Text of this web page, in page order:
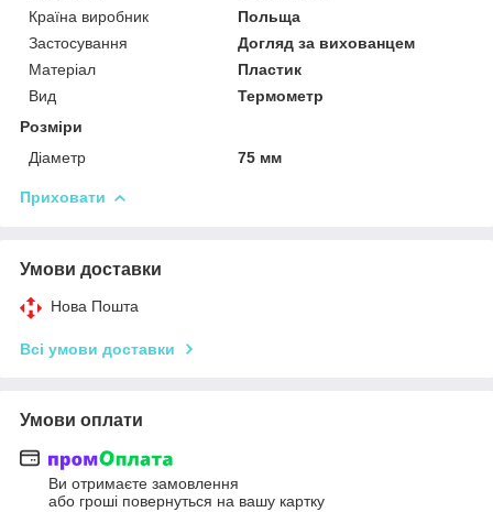
Країна виробник
Польща
Застосування
Догляд за вихованцем
Матеріал
Пластик
Вид
Термометр
Розміри
Діаметр
75 мм
Приховати
Умови доставки
Нова Пошта
Всі умови доставки
Умови оплати
Ви отримаєте замовлення
або гроші повернуться на вашу картку